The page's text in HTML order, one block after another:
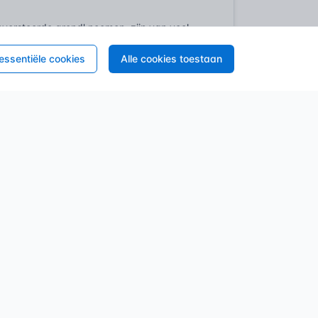
grond' noemen, zijn van veel
Zijn werk en dat van zijn
en draagkracht, waarbij het onderscheid
cookies Alle cookies toestaan